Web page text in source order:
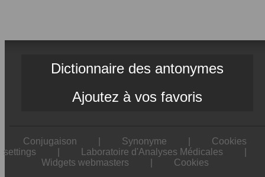
Dictionnaire des antonymes
Ajoutez à vos favoris
Conjugaison Synonyme
Cookies
settings
Laboratoire d'Analyses Médicales
Widgets webmasters
Cookies